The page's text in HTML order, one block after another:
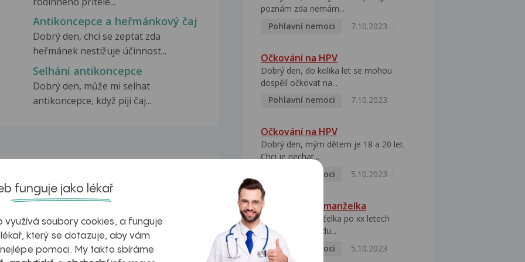
Antikoncepce a heřmánkový čaj
Dobrý den, chci se zeptat zda
heřmánek nestižuje účinnost...
Selhání antikoncepce
Dobrý den, může mi selhat
antikoncepce, když piji čaj...
zdravá játra?
poznám zda nemám...
Pohlavní nemoci
7.10.2023
Očkování na HPV
Dobrý den, do kolika let se mohou
dospělí očkovat na...
Pohlavní nemoci
7.10.2023
Očkování na HPV
Dobrý den, mým dětem je 18 a 20 let.
Chci je nechat...
Pohlavní nemoci
5.10.2023
HPV pozitivní manželka
Dobrý den, manželka po xx letech
přivezla z Východu...
Pohlavní nemoci
5.10.2023
funguje jako lékař
využívá soubory cookies, a funguje
který se dotazuje, aby vám
pomoci. My takto sbíráme